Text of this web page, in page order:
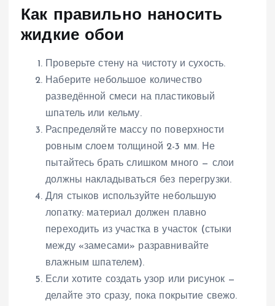
Как правильно наносить
жидкие обои
Проверьте стену на чистоту и сухость.
Наберите небольшое количество
разведённой смеси на пластиковый
шпатель или кельму.
Распределяйте массу по поверхности
ровным слоем толщиной 2-3 мм. Не
пытайтесь брать слишком много — слои
должны накладываться без перегрузки.
Для стыков используйте небольшую
лопатку: материал должен плавно
переходить из участка в участок (стыки
между «замесами» разравнивайте
влажным шпателем).
Если хотите создать узор или рисунок —
делайте это сразу, пока покрытие свежо.